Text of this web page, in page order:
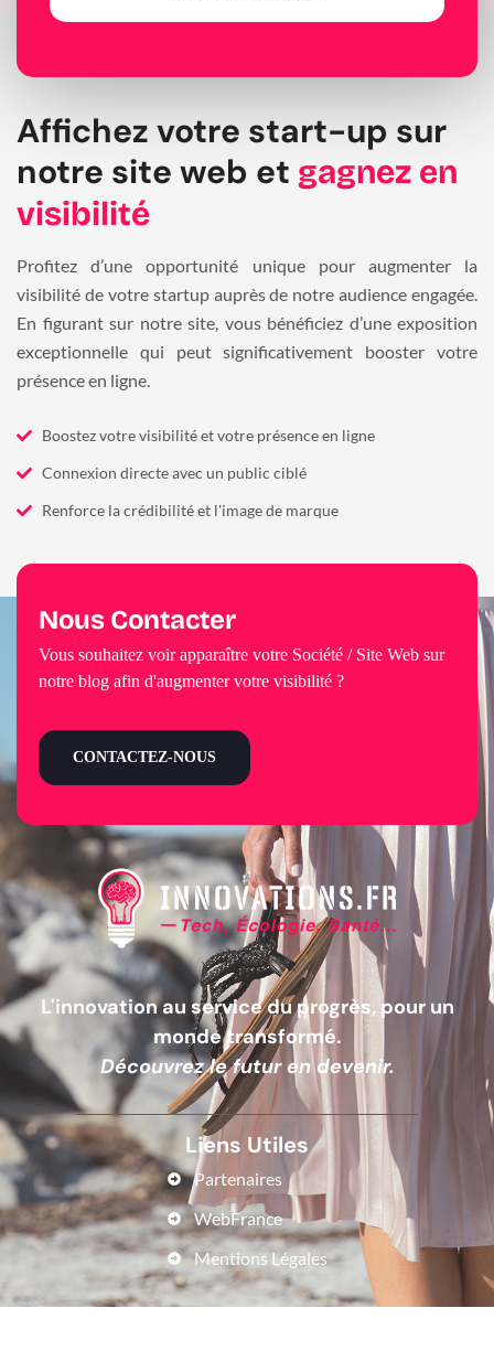
Affichez votre start-up sur
notre site web et gagnez en
visibilité
Profitez d’une opportunité unique pour augmenter la
visibilité de votre startup auprès de notre audience engagée.
En figurant sur notre site, vous bénéficiez d’une exposition
exceptionnelle qui peut significativement booster votre
présence en ligne.
Boostez votre visibilité et votre présence en ligne
Connexion directe avec un public ciblé
Renforce la crédibilité et l'image de marque
L'innovation au service du progrès, pour un
monde transformé.
Découvrez le futur en devenir.
Liens Utiles
Partenaires
WebFrance
Mentions Légales
Nous Contacter
Vous souhaitez voir apparaître votre Société / Site Web sur
notre blog afin d'augmenter votre visibilité ?
CONTACTEZ-NOUS